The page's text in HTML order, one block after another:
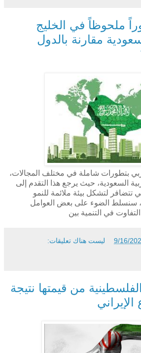
ملحوظاً في الخليج
مقارنة بالدول
بتطورات شاملة في مختلف المجالات،
السعودية، حيث يرجع هذا التقدم إلى
تتضافر لتشكل بيئة ملائمة للنمو
سنسلط الضوء على بعض العوامل
في التنمية بين
9/16/ ليست هناك تعليقات:
من قيمتها نتيجة